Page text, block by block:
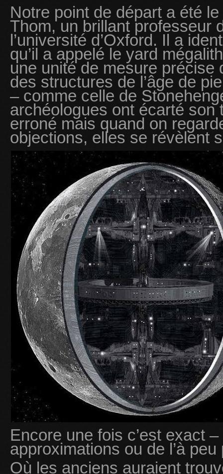
Notre point de départ a été
Thom, un brillant professeur
l’université d’Oxford. Il a
qu’il a appelé le yard
une unité de mesure précise
des structures de l’âge de
– comme celle de
archéologues ont écarté son
erroné mais quand on
objections, elles se révèlent
Encore une fois c’est exact
approximations ou de l’à peu
Où les anciens auraient